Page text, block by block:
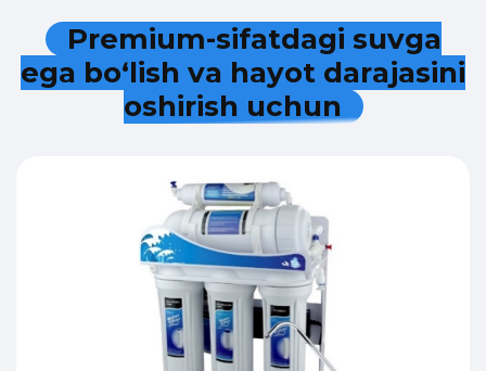
Premium-sifatdagi suvga
ega bo‘lish va hayot darajasini
oshirish uchun